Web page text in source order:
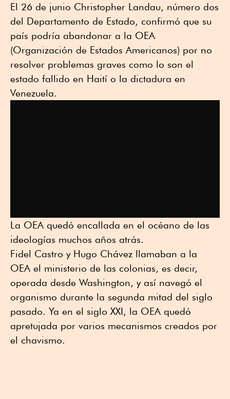
El 26 de junio Christopher Landau, número dos
del Departamento de Estado, confirmó que su
país podría abandonar a la OEA
(Organización de Estados Americanos) por no
resolver problemas graves como lo son el
estado fallido en Haití o la dictadura en
Venezuela.
La OEA quedó encallada en el océano de las
ideologías muchos años atrás.
Fidel Castro y Hugo Chávez llamaban a la
OEA el ministerio de las colonias, es decir,
operada desde Washington, y así navegó el
organismo durante la segunda mitad del siglo
pasado. Ya en el siglo XXI, la OEA quedó
apretujada por varios mecanismos creados por
el chavismo.